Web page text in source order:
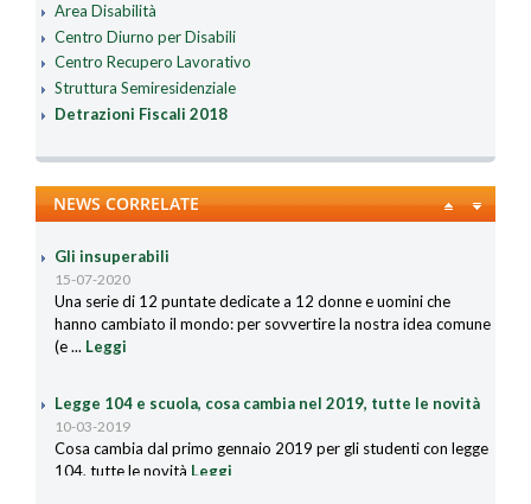
Area Disabilità
Centro Diurno per Disabili
Centro Recupero Lavorativo
Struttura Semiresidenziale
Detrazioni Fiscali 2018
NEWS CORRELATE
15-07-2020
Una serie di 12 puntate dedicate a 12 donne e uomini che
hanno cambiato il mondo: per sovvertire la nostra idea comune
(e ...Leggi
10-03-2019
Cosa cambia dal primo gennaio 2019 per gli studenti con legge
104, tutte le novitàLeggi